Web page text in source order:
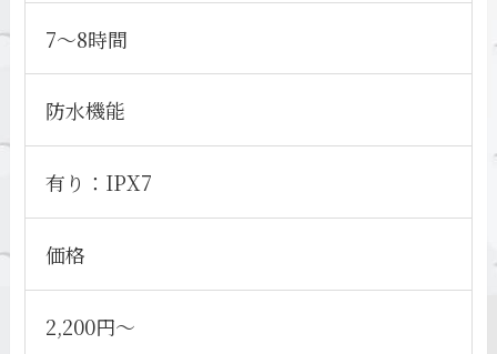
7～8時間
防水機能
有り：IPX7
価格
2,200円～